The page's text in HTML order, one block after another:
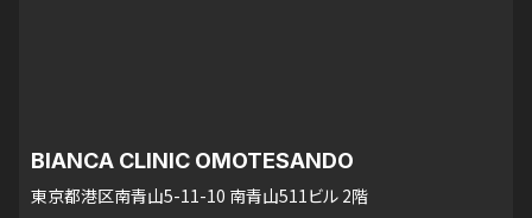
BIANCA CLINIC OMOTESANDO
東京都港区南青山5-11-10 南青山511ビル 2階